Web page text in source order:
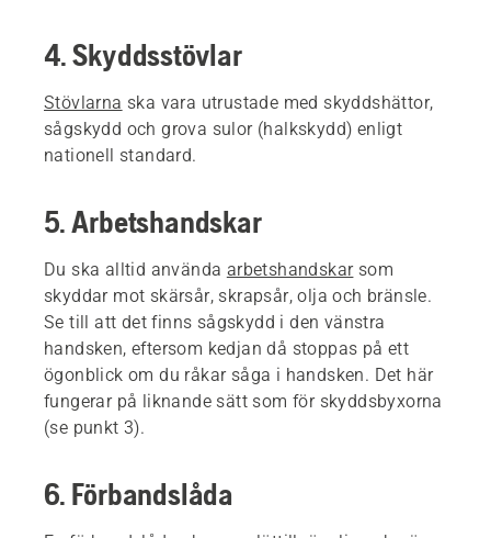
4. Skyddsstövlar
Stövlarna ska vara utrustade med skyddshättor,
sågskydd och grova sulor (halkskydd) enligt
nationell standard.
5. Arbetshandskar
Du ska alltid använda arbetshandskarsom
skyddar mot skärsår, skrapsår, olja och bränsle.
Se till att det finns sågskydd i den vänstra
handsken, eftersom kedjan då stoppas på ett
ögonblick om du råkar såga i handsken. Det här
fungerar på liknande sätt som för skyddsbyxorna
(se punkt 3).
6. Förbandslåda